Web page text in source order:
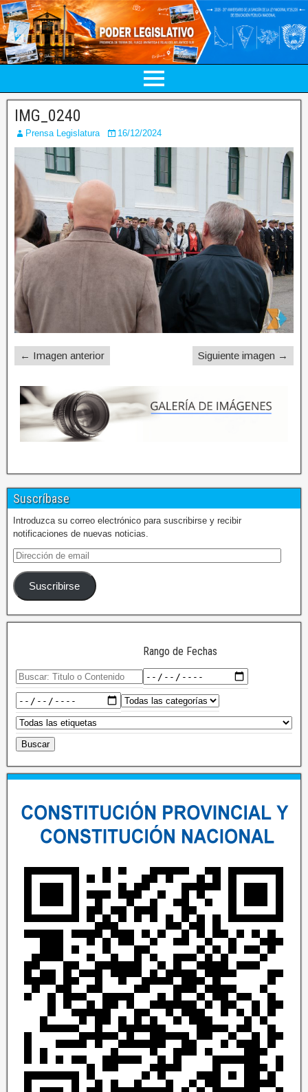
IMG_0240
Prensa Legislatura 16/12/2024
← Imagen anterior Siguiente imagen →
Suscríbase
Introduzca su correo electrónico para suscribirse y recibir
notificaciones de nuevas noticias.
Suscribirse
Rango de Fechas